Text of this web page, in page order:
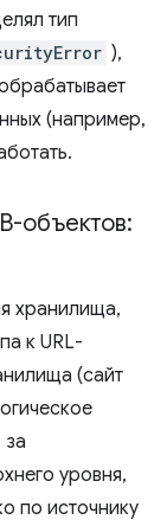
тип
),
(например,
объектов:
хранилища,
к URL-
(сайт
за
уровня,
по источнику